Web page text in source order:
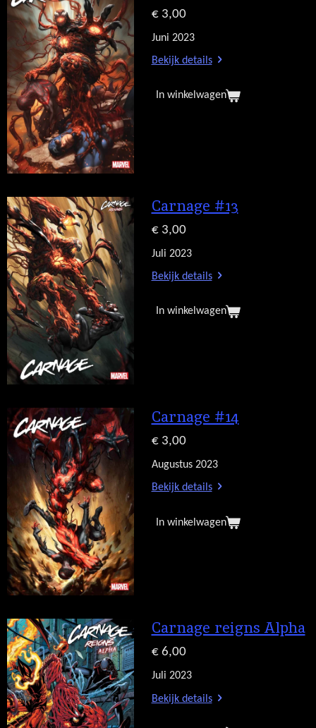
€ 3,00
Juni 2023
Bekijk details
In winkelwagen
Carnage #13
€ 3,00
Juli 2023
Bekijk details
In winkelwagen
Carnage #14
€ 3,00
Augustus 2023
Bekijk details
In winkelwagen
Carnage reigns Alpha
€ 6,00
Juli 2023
Bekijk details